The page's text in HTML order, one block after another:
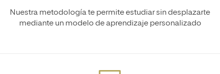
Nuestra metodología te permite estudiar sin desplazarte
mediante un modelo de aprendizaje personalizado